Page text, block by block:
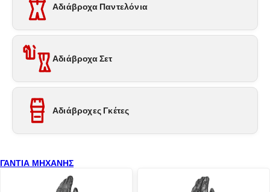
Αδιάβροχα Παντελόνια
Αδιάβροχα Σετ
Αδιάβροχες Γκέτες
ΓΑΝΤΙΑ ΜΗΧΑΝΗΣ